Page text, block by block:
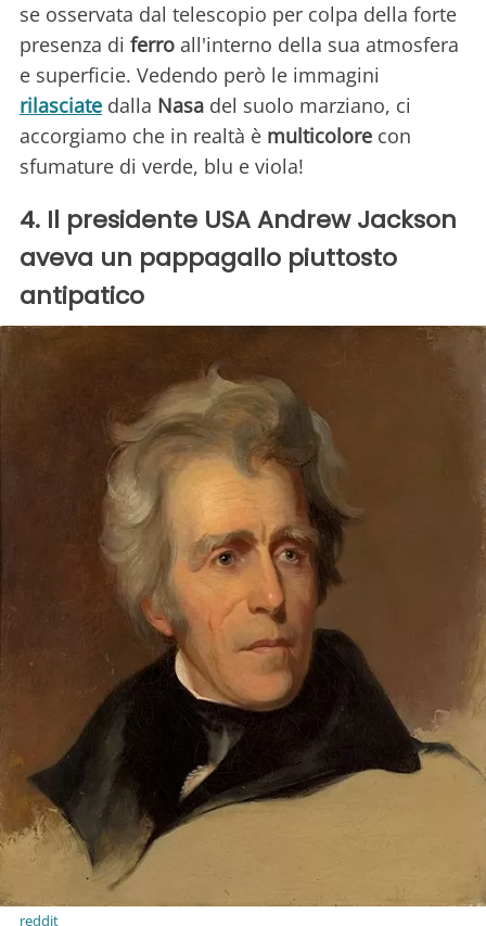
se osservata dal telescopio per colpa della forte
presenza di ferro all'interno della sua atmosfera
e superficie. Vedendo però le immagini
rilasciate dalla Nasa del suolo marziano, ci
accorgiamo che in realtà è multicolore con
sfumature di verde, blu e viola!
4. Il presidente USA Andrew Jackson
aveva un pappagallo piuttosto
antipatico
reddit